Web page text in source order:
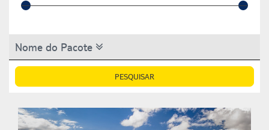
Nome do Pacote
PESQUISAR